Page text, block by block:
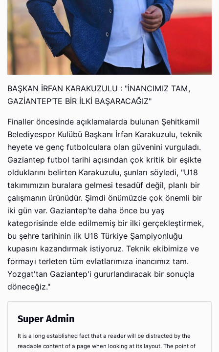
BAŞKAN İRFAN KARAKUZULU : "İNANCIMIZ TAM,
GAZİANTEP’TE BİR İLKİ BAŞARACAĞIZ"
Finaller öncesinde açıklamalarda bulunan Şehitkamil
Belediyespor Kulübü Başkanı İrfan Karakuzulu, teknik
heyete ve genç futbolculara olan güvenini vurguladı.
Gaziantep futbol tarihi açısından çok kritik bir eşikte
olduklarını belirten Karakuzulu, şunları söyledi, "U18
takımımızın buralara gelmesi tesadüf değil, planlı bir
çalışmanın ürünüdür. Şimdi önümüzde çok önemli bir
iki gün var. Gaziantep’te daha önce bu yaş
kategorisinde elde edilmemiş bir ilki gerçekleştirmek,
bu şehre tarihinin ilk U18 Türkiye Şampiyonluğu
kupasını kazandırmak istiyoruz. Teknik ekibimize ve
formayı terleten tüm evlatlarımıza inancımız tam.
Yozgat'tan Gaziantep'i gururlandıracak bir sonuçla
döneceğiz."
Super Admin
It is a long established fact that a reader will be distracted by the
readable content of a page when looking at its layout. The point of